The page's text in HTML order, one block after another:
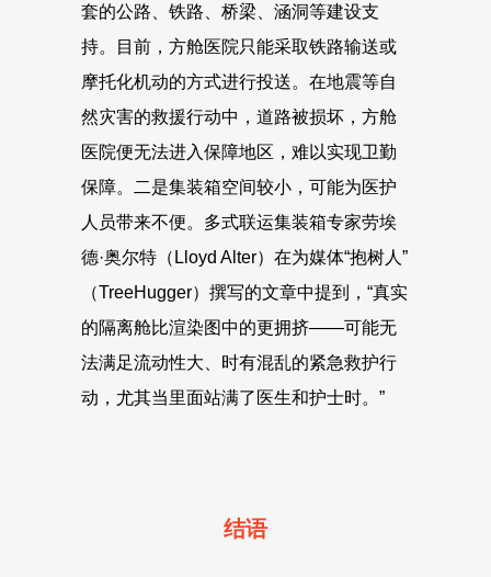
套的公路、铁路、桥梁、涵洞等建设支
持。目前，方舱医院只能采取铁路输送或
摩托化机动的方式进行投送。在地震等自
然灾害的救援行动中，道路被损坏，方舱
医院便无法进入保障地区，难以实现卫勤
保障。二是集装箱空间较小，可能为医护
人员带来不便。多式联运集装箱专家劳埃
德·奥尔特（Lloyd Alter）在为媒体“抱树人”
（TreeHugger）撰写的文章中提到，“真实
的隔离舱比渲染图中的更拥挤——可能无
法满足流动性大、时有混乱的紧急救护行
动，尤其当里面站满了医生和护士时。”
结语